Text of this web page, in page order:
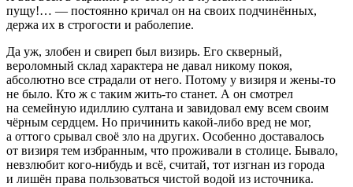
пущу!… — постоянно кричал он на своих подчинённых,
держа их в строгости и раболепие.
Да уж, злобен и свиреп был визирь. Его скверный,
вероломный склад характера не давал никому покоя,
абсолютно все страдали от него. Потому у визиря и жены-то
не было. Кто ж с таким жить-то станет. А он смотрел
на семейную идиллию султана и завидовал ему всем своим
чёрным сердцем. Но причинить какой-либо вред не мог,
а оттого срывал своё зло на других. Особенно доставалось
от визиря тем избранным, что проживали в столице. Бывало,
невзлюбит кого-нибудь и всё, считай, тот изгнан из города
и лишён права пользоваться чистой водой из источника.